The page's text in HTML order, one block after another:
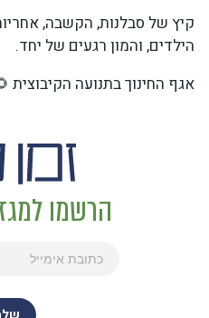
קיץ של סבלנות, הקשבה,
הילדים, והמון רגעים של יחד.
אגף החינוך בתנועה הקיבוצית
הרשמו